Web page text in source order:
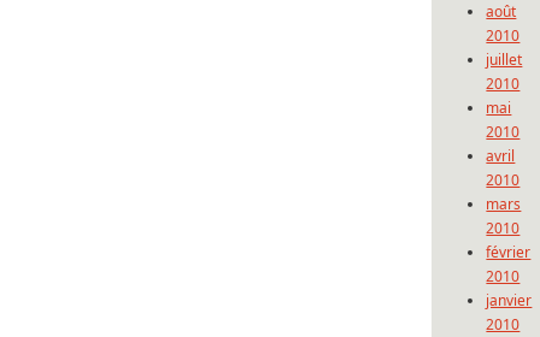
août
2010
juillet
2010
mai
2010
avril
2010
mars
2010
février
2010
janvier
2010